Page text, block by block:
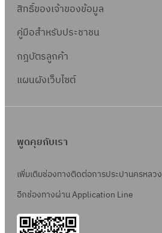
สิทธิ์ของเจ้าของข้อมูล
คู่มือสำหรับประชาชน
กฎบัตรลูกค้า
แผนผังเว็บไซต์
พูดคุยกับเรา
เพิ่มเติมช่องทางติดต่อการประปานครหลวง
อีกช่องทางผ่าน Application Line